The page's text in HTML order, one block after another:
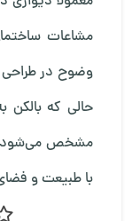
مشاعات
وضوح در طراحی
حالی که
مشخص می‌شود،
با طبیعت و